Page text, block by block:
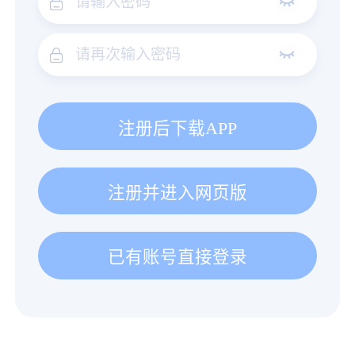
注册后下载APP
注册并进入网页版
已有账号直接登录